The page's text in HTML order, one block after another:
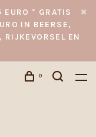
EURO * GRATIS
IN BEERSE,
RIJKEVORSEL EN
0